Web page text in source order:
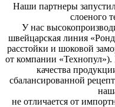
Наши партнеры
слоеного
У нас
швейцарская линия
расстойки и шоковой
от компании «Технопул»).
качества
сбалансированной
не отличается от